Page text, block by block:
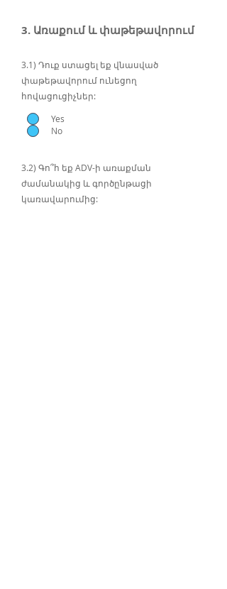
3. Առաքում և փաթեթավորում
3.1) Դուք ստացել եք վնասված
փաթեթավորում ունեցող
հովացուցիչներ:
Yes
No
3.2) Գո՞հ եք ADV-ի առաքման
ժամանակից և գործընթացի
կառավարումից: